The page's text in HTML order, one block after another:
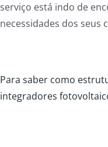
serviço está indo de
necessidades dos seus
Para saber como
integradores